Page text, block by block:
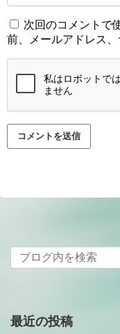
次回のコメントで
前、メールアドレス、
最近の投稿